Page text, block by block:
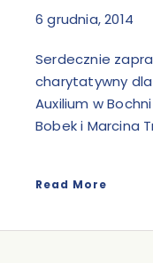
6 grudnia, 2014
Serdecznie
charytatywny
Auxilium w
Bobek i Marcina
Read More